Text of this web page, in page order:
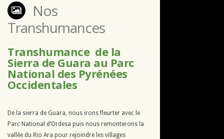
Nos
Transhumances
Transhumance de la
Sierra de Guara au Parc
National des Pyrénées
Occidentales
De la sierra de Guara, nous irons fleurter avec le
Parc National d’Ordesa puis nous remonterons la
vallée du Rio Ara pour rejoindre les villages